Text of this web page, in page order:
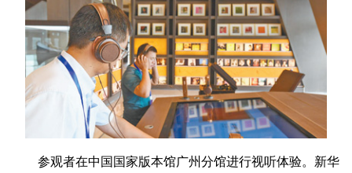
参观者在中国国家版本馆广州分馆进行视听体验。新华